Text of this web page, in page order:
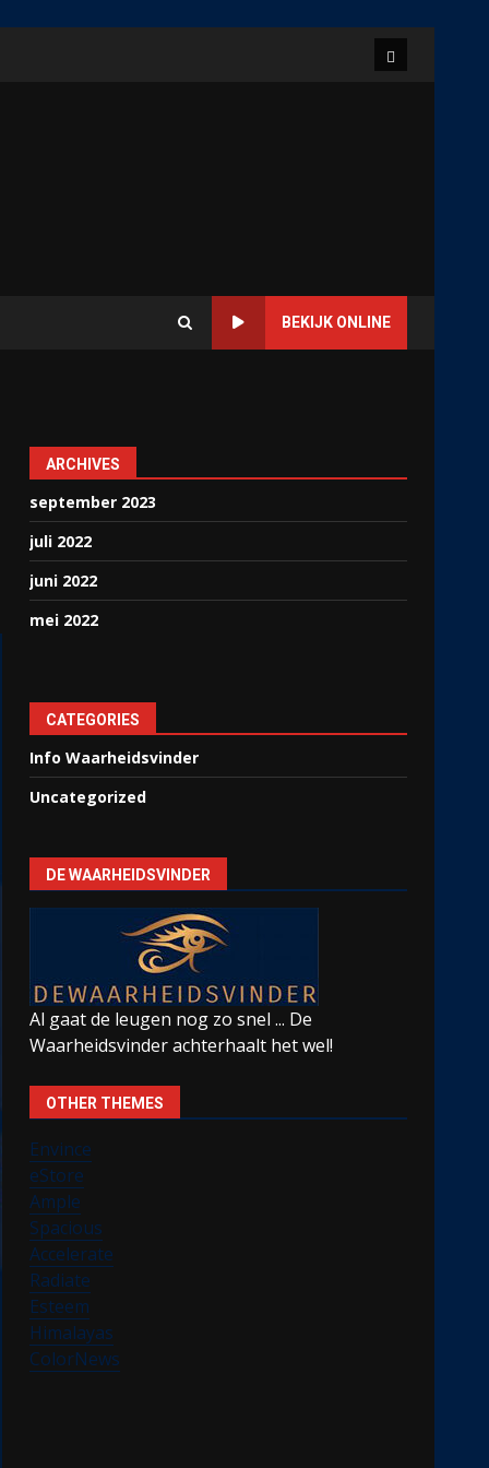
Home
BEKIJK ONLINE
ARCHIVES
september 2023
juli 2022
juni 2022
mei 2022
CATEGORIES
Info Waarheidsvinder
Uncategorized
DE WAARHEIDSVINDER
Al gaat de leugen nog zo snel ... De
Waarheidsvinder achterhaalt het wel!
OTHER THEMES
Envince
eStore
Ample
Spacious
Accelerate
Radiate
Esteem
Himalayas
ColorNews